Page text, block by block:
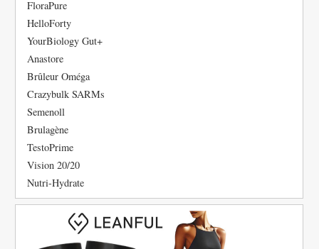
FloraPure
HelloForty
YourBiology Gut+
Anastore
Brûleur Oméga
Crazybulk SARMs
Semenoll
Brulagène
TestoPrime
Vision 20/20
Nutri-Hydrate